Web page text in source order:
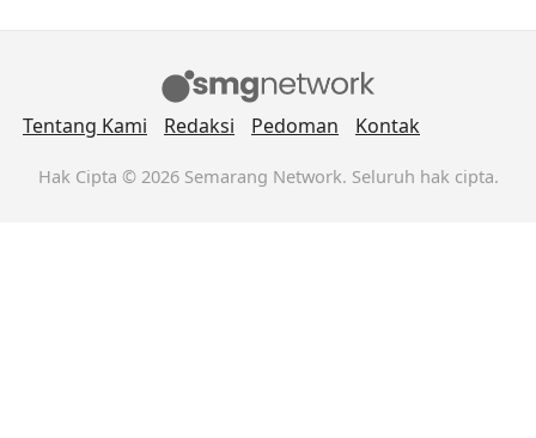
Tentang Kami Redaksi Pedoman Kontak
Hak Cipta © 2026 Semarang Network. Seluruh hak cipta.